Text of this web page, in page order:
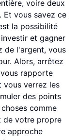
voire deux
Et vous savez ce
la possibilité
et gagner
de l'argent, vous
Alors, arrêtez
rapporte
vous verrez les
des points
comme
de votre propre
approche